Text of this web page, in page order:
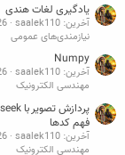
یادگیری لغات هندی
آخرین: saalek110
نیازمندی‌های عمومی
Numpy
آخرین: saalek110
مهندسی الکترونیک
فهم کدها
آخرین: saalek110
مهندسی الکترونیک